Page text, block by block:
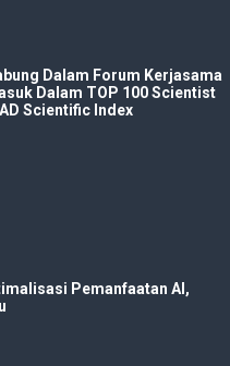
Dalam Forum Kerjasama
Dalam TOP 100 Scientist
Scientific Index
Pemanfaatan AI,